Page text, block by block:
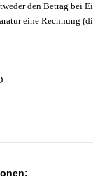
den Betrag bei
eine Rechnung